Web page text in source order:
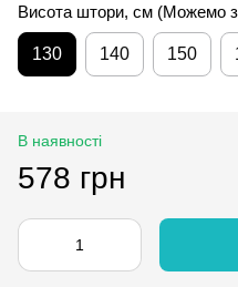
Висота штори, см (Можемо
130 140 150
В наявності
578 грн